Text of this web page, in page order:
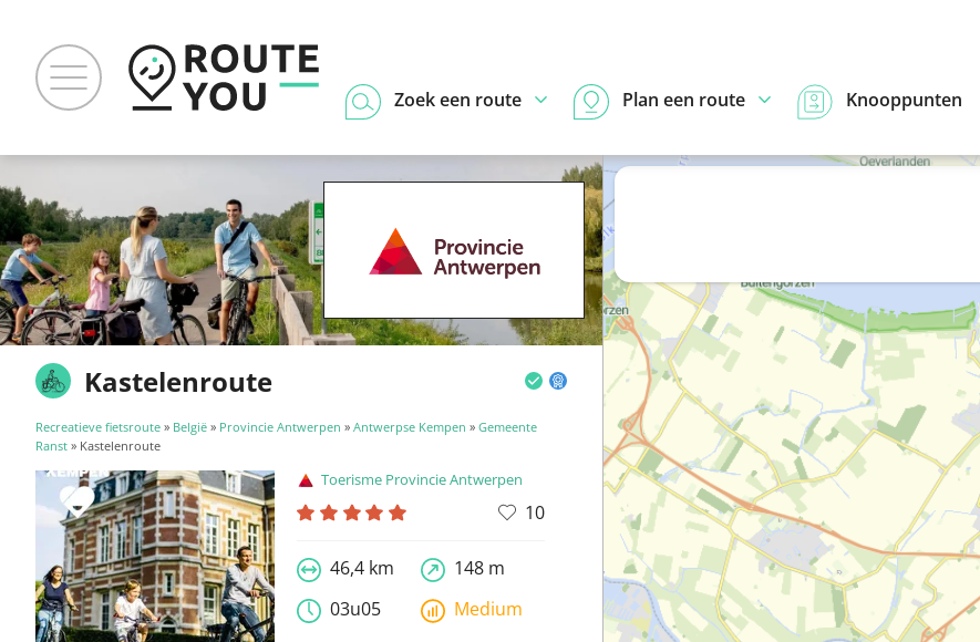
Zoek een route Plan een route Knooppunten
Kastelenroute
Recreatieve fietsroute » België » Provincie Antwerpen » Antwerpse Kempen » Gemeente
Ranst » Kastelenroute
Toerisme Provincie Antwerpen
10
46,4 km
148 m
03u05
Medium